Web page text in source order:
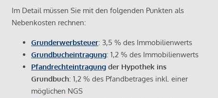
Im Detail müssen Sie mit den folgenden Punkten als
Nebenkosten rechnen:
Grunderwerbsteuer: 3,5 % des Immobilienwerts
Grundbucheintragung: 1,2 % des Immobilienwerts
Pfandrechteintragung der Hypothek ins
Grundbuch: 1,2 % des Pfandbetrages inkl. einer
möglichen NGS